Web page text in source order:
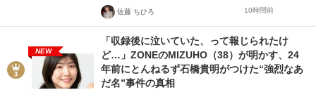
佐藤 ちひろ 10時間前
NEW
「収録後に泣いていた、って報じられたけ
ど…」ZONEのMIZUHO（38）が明かす、24
年前にとんねるず石橋貴明がつけた“強烈なあ
だ名”事件の真相